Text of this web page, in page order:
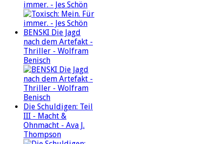
immer. - Jes Schön
BENSKI Die Jagd
nach dem Artefakt -
Thriller - Wolfram
Benisch
Die Schuldigen: Teil
III - Macht &
Ohnmacht - Ava J.
Thompson